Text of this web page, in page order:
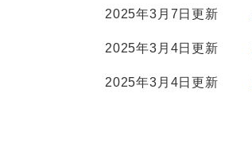
2025年3月7日更新
2025年3月4日更新
2025年3月4日更新